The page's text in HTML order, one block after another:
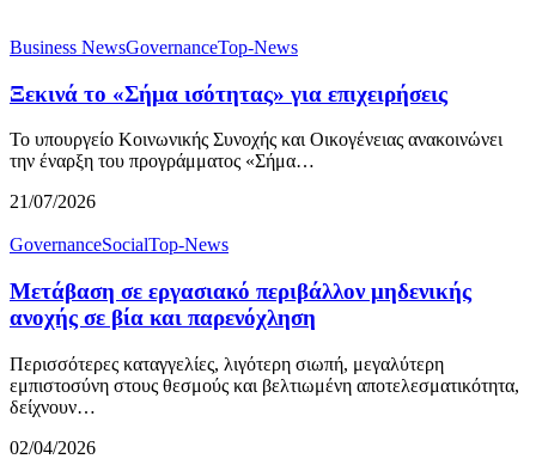
Business NewsGovernanceTop-News
Ξεκινά το «Σήμα ισότητας» για επιχειρήσεις
Το υπουργείο Κοινωνικής Συνοχής και Οικογένειας ανακοινώνει
την έναρξη του προγράμματος «Σήμα…
21/07/2026
GovernanceSocialTop-News
Μετάβαση σε εργασιακό περιβάλλον μηδενικής
ανοχής σε βία και παρενόχληση
Περισσότερες καταγγελίες, λιγότερη σιωπή, μεγαλύτερη
εμπιστοσύνη στους θεσμούς και βελτιωμένη αποτελεσματικότητα,
δείχνουν…
02/04/2026